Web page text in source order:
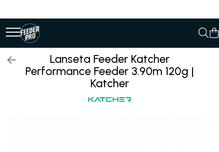
Lanseta Feeder Katcher
Performance Feeder 3.90m 120g |
Katcher